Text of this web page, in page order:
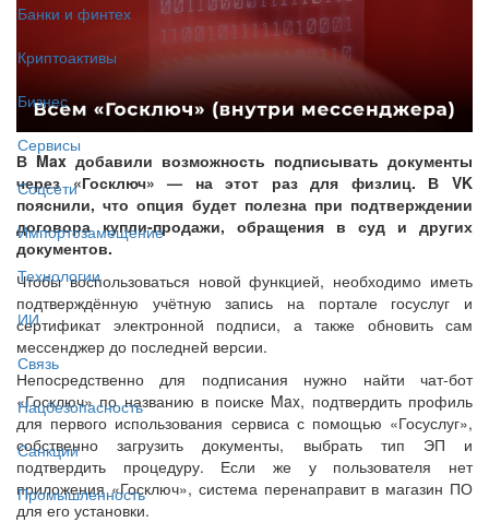
Банки и финтех
Криптоактивы
Бизнес
Сервисы
Соцсети
Импортозамещение
Технологии
ИИ
Связь
Нацбезопасность
Санкции
Промышленность
В Max добавили возможность подписывать документы
через «Госключ» — на этот раз для физлиц. В VK
пояснили, что опция будет полезна при подтверждении
договора купли-продажи, обращения в суд и других
документов.
Чтобы воспользоваться новой функцией, необходимо иметь
подтверждённую учётную запись на портале госуслуг и
сертификат электронной подписи, а также обновить сам
мессенджер до последней версии.
Непосредственно для подписания нужно найти чат-бот
«Госключ» по названию в поиске Max, подтвердить профиль
для первого использования сервиса с помощью «Госуслуг»,
собственно загрузить документы, выбрать тип ЭП и
подтвердить процедуру. Если же у пользователя нет
приложения «Госключ», система перенаправит в магазин ПО
для его установки.